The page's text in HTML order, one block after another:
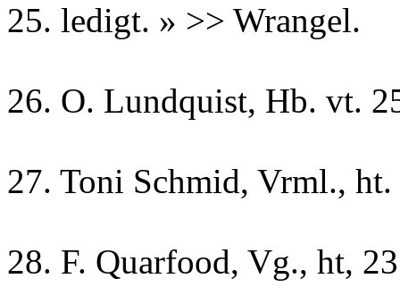
25. ledigt. » >> Wrangel.
26. O. Lundquist, Hb. vt.
27. Toni Schmid, Vrml.,
28. F. Quarfood, Vg., ht,